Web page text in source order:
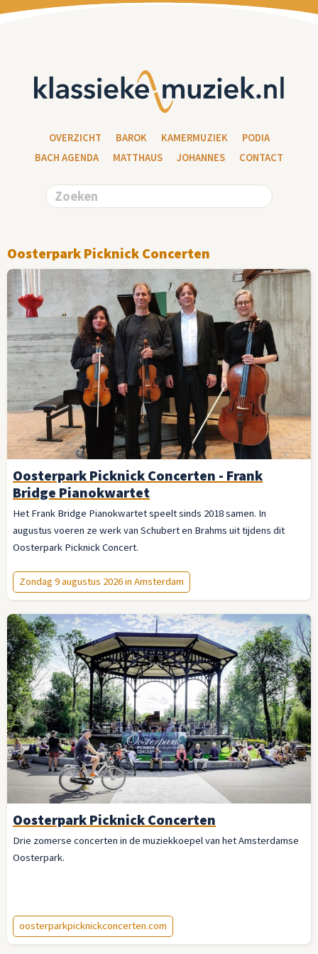
OVERZICHT BAROK KAMERMUZIEK
PODIA
BACH AGENDA
MATTHAUS JOHANNES CONTACT
Oosterpark Picknick Concerten
Oosterpark Picknick Concerten - Frank
Bridge Pianokwartet
Het Frank Bridge Pianokwartet speelt sinds 2018 samen. In
augustus voeren ze werk van Schubert en Brahms uit tijdens dit
Oosterpark Picknick Concert.
Zondag 9 augustus 2026 in Amsterdam
Oosterpark Picknick Concerten
Drie zomerse concerten in de muziekkoepel van het Amsterdamse
Oosterpark.
oosterparkpicknickconcerten.com